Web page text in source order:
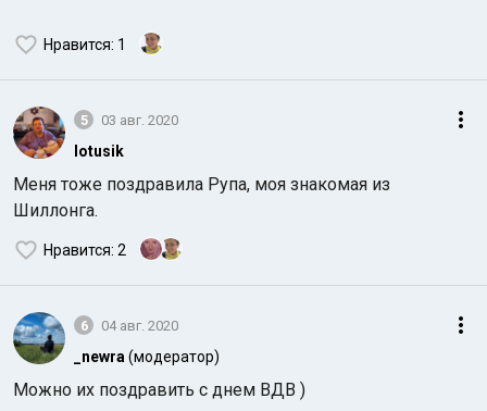
Нравится: 1
5 03 авг. 2020
lotusik
Меня тоже поздравила Рупа, моя знакомая из
Шиллонга.
Нравится: 2
6 04 авг. 2020
_newra (модератор)
Можно их поздравить с днем ВДВ )